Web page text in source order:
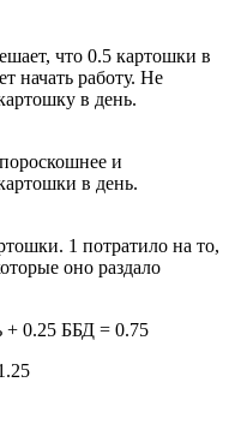
что 0.5 картошки в
начать работу. Не
в день.
и
в день.
1 потратило на то,
оно раздало
+ 0.25 ББД = 0.75